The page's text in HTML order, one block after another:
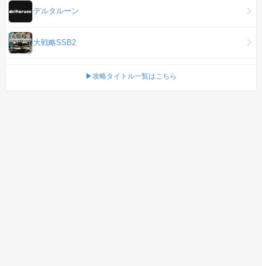
デルタルーン
大戦略SSB2
▶攻略タイトル一覧はこちら